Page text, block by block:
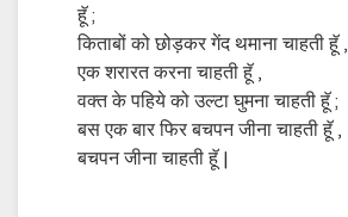
हॅू ;
कि‍ताबों को छोड़कर गेंद थमाना चा‍हती हॅू ,
एक शरारत करना चाहती हॅू ,
वक्त के पहि‍ये को उल्टा घुमना चाहती हॅू ;
बस एक बार फि‍र बचपन जीना चाहती हॅू ,
बचपन जीना चाहती हॅू |